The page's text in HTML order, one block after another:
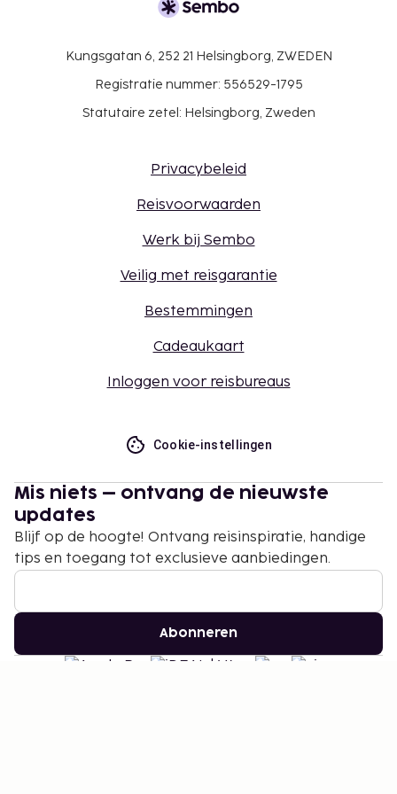
Kungsgatan 6, 252 21 Helsingborg, ZWEDEN
Registratie nummer: 556529-1795
Statutaire zetel: Helsingborg, Zweden
Privacybeleid
Reisvoorwaarden
Werk bij Sembo
Veilig met reisgarantie
Bestemmingen
Cadeaukaart
Inloggen voor reisbureaus
Cookie-instellingen
Mis niets – ontvang de nieuwste
updates
Blijf op de hoogte! Ontvang reisinspiratie, handige
tips en toegang tot exclusieve aanbiedingen.
Abonneren